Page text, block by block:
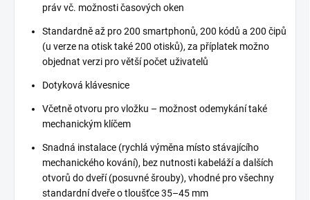
práv vč. možnosti časových oken
Standardně až pro 200 smartphonů, 200 kódů a 200 čipů
(u verze na otisk také 200 otisků), za příplatek možno
objednat verzi pro větší počet uživatelů
Dotyková klávesnice
Včetně otvoru pro vložku – možnost odemykání také
mechanickým klíčem
Snadná instalace (rychlá výměna místo stávajícího
mechanického kování), bez nutnosti kabeláží a dalších
otvorů do dveří (posuvné šrouby), vhodné pro všechny
standardní dveře o tloušťce 35–45 mm